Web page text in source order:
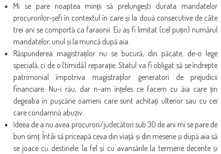
Mi se pare noaptea minții să prelungești durata mandatelor
procurorilor-șefi în contextul în care și la două consecutive de câte
trei ani se comportă ca faraonii. Eu aș fi limitat (cel puțin) numărul
mandatelor, unul și la muncă după aia.
Răspunderea magistraților nu se bucură, din păcate, de-o lege
specială, ci de o (timidă) reparație. Statul va fi obligat să se îndrepte
patrimonial împotriva magistraților generatori de prejudicii
financiare. Nu-i rău, dar n-am înțeles ce facem cu ăia care țin
degeaba în pușcărie oameni care sunt achitați ulterior sau cu cei
care condamnă abuziv.
Ideea de a nu avea procurori/judecători sub 30 de ani mi se pare de
bun simț. Întâi să priceapă ceva din viață și din meserie și după aia să
se joace cu destinele; la fel și cu avansările la termene decente și